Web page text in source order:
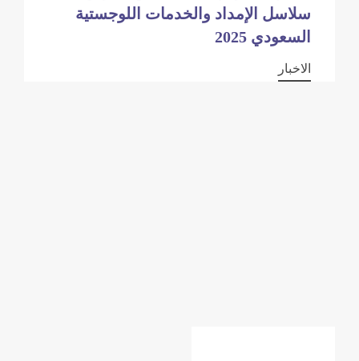
سلاسل الإمداد والخدمات اللوجستية
السعودي 2025
الاخبار